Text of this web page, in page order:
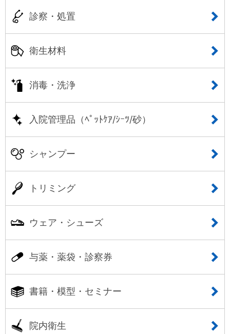
診察・処置
衛生材料
消毒・洗浄
入院管理品（ﾍﾟｯﾄｹｱ/ｼｰﾂ/砂）
シャンプー
トリミング
ウェア・シューズ
与薬・薬袋・診察券
書籍・模型・セミナー
院内衛生